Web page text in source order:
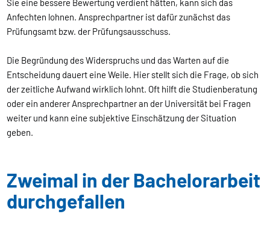
Sie eine bessere Bewertung verdient hätten, kann sich das
Anfechten lohnen. Ansprechpartner ist dafür zunächst das
Prüfungsamt bzw. der Prüfungsausschuss.
Die Begründung des Widerspruchs und das Warten auf die
Entscheidung dauert eine Weile. Hier stellt sich die Frage, ob sich
der zeitliche Aufwand wirklich lohnt. Oft hilft die Studienberatung
oder ein anderer Ansprechpartner an der Universität bei Fragen
weiter und kann eine subjektive Einschätzung der Situation
geben.
Zweimal in der Bachelorarbeit
durchgefallen